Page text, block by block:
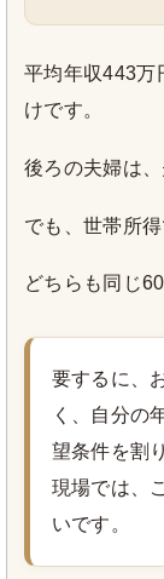
平均年収443万
けです。
後ろの夫婦は
でも、世帯所
どちらも同じ
要するに、
く、自分の
望条件を割
現場では、
いです。